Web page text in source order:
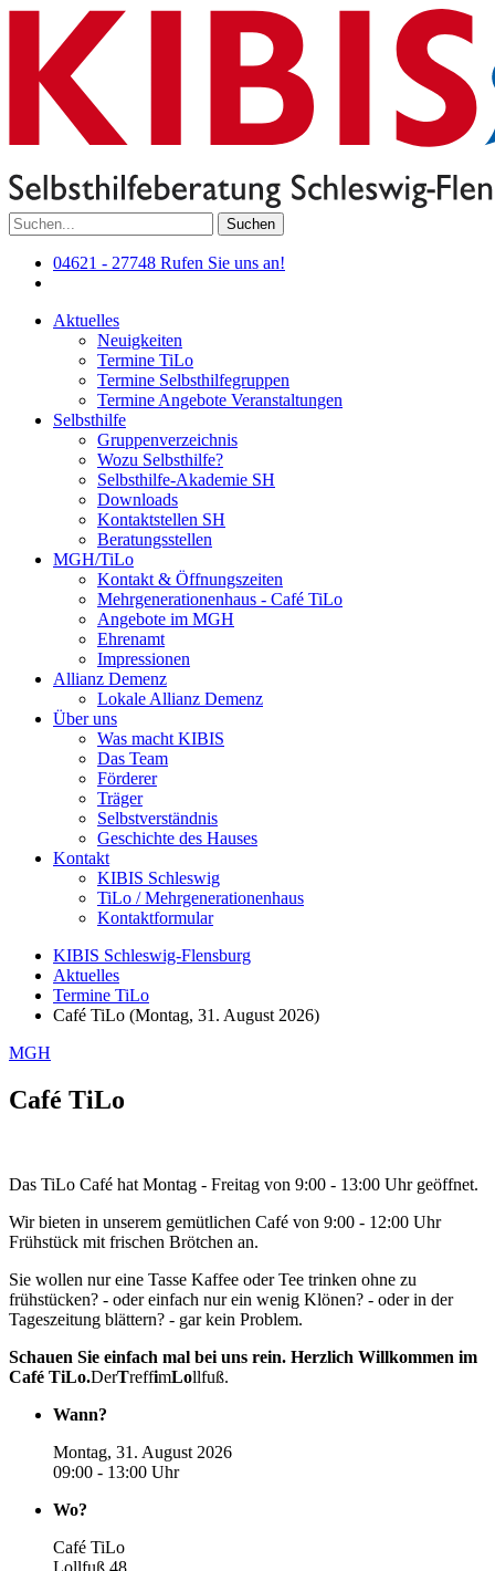
Suchen
04621 - 27748 Rufen Sie uns an!
Aktuelles
Neuigkeiten
Termine TiLo
Termine Selbsthilfegruppen
Termine Angebote Veranstaltungen
Selbsthilfe
Gruppenverzeichnis
Wozu Selbsthilfe?
Selbsthilfe-Akademie SH
Downloads
Kontaktstellen SH
Beratungsstellen
MGH/TiLo
Kontakt & Öffnungszeiten
Mehrgenerationenhaus - Café TiLo
Angebote im MGH
Ehrenamt
Impressionen
Allianz Demenz
Lokale Allianz Demenz
Über uns
Was macht KIBIS
Das Team
Förderer
Träger
Selbstverständnis
Geschichte des Hauses
Kontakt
KIBIS Schleswig
TiLo / Mehrgenerationenhaus
Kontaktformular
KIBIS Schleswig-Flensburg
Aktuelles
Termine TiLo
Café TiLo (Montag, 31. August 2026)
MGH
Café TiLo
Das TiLo Café hat Montag - Freitag von 9:00 - 13:00 Uhr geöffnet.
Wir bieten in unserem gemütlichen Café von 9:00 - 12:00 Uhr
Frühstück mit frischen Brötchen an.
Sie wollen nur eine Tasse Kaffee oder Tee trinken ohne zu
frühstücken? - oder einfach nur ein wenig Klönen? - oder in der
Tageszeitung blättern? - gar kein Problem.
Schauen Sie einfach mal bei uns rein. Herzlich Willkommen im
Café TiLo.DerTreffimLollfuß.
Wann?
Montag, 31. August 2026
09:00 - 13:00 Uhr
Wo?
Café TiLo
Lollfuß 48